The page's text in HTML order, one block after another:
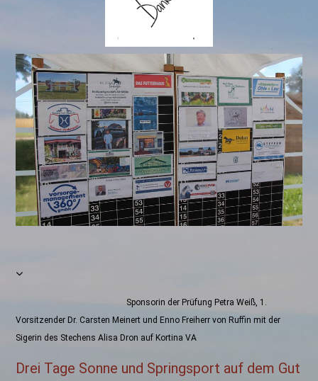
Sponsorin der Prüfung Petra Weiß, 1.
Vorsitzender Dr. Carsten Meinert und Enno Freiherr von Ruffin mit der
Sigerin des Stechens Alisa Dron auf Kortina VA
Drei Tage Sonne und Springsport auf dem Gut